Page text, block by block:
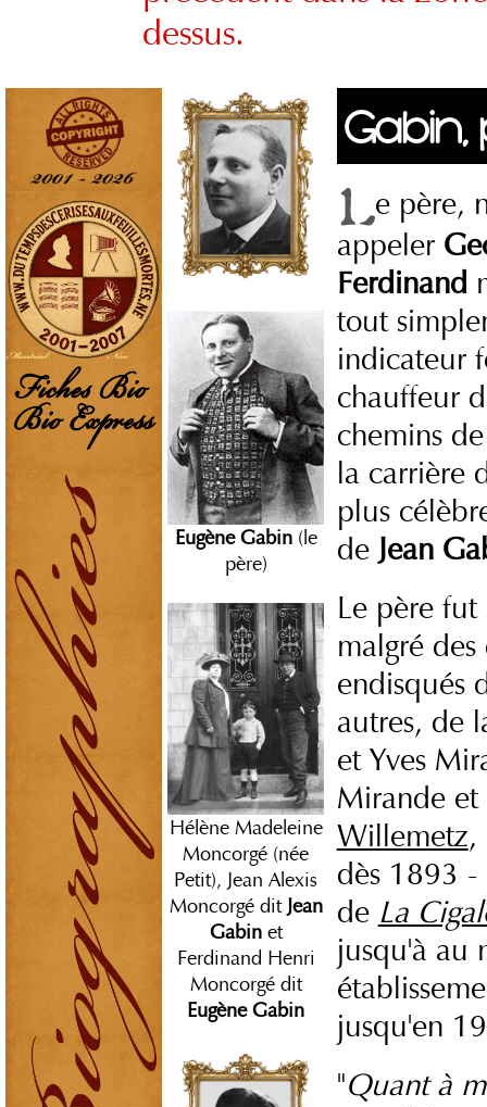
dessus.
Eugène Gabin(le
père)
Hélène Madeleine
Moncorgé (née
Petit), Jean Alexis
Moncorgé dit Jean
Gabinet
Ferdinand Henri
Moncorgé dit
Eugène Gabin
Gabin,
e père,
appeler
Ferdinand
tout
indicateur
chauffeur
chemins
la carrière
plus
de Jean
Le père
malgré
endisqués
autres, de
et Yves
Mirande et
Willemetz,
dès 1893 -
de La
jusqu'à au
jusqu'en
"Quant à